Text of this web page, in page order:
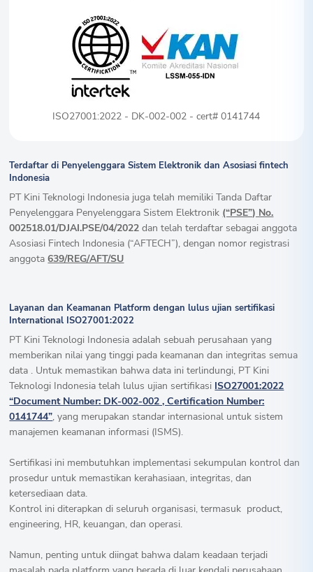
ISO27001:2022 - DK-002-002 - cert# 0141744
Terdaftar di Penyelenggara Sistem Elektronik dan Asosiasi fintech
Indonesia
PT Kini Teknologi Indonesia juga telah memiliki Tanda Daftar
Penyelenggara Penyelenggara Sistem Elektronik (“PSE”) No.
002518.01/DJAI.PSE/04/2022 dan telah terdaftar sebagai anggota
Asosiasi Fintech Indonesia (“AFTECH”), dengan nomor registrasi
anggota639/REG/AFT/SU
Layanan dan Keamanan Platform dengan lulus ujian sertifikasi
International ISO27001:2022
PT Kini Teknologi Indonesia adalah sebuah perusahaan yang
memberikan nilai yang tinggi pada keamanan dan integritas semua
data . Untuk memastikan bahwa data ini terlindungi, PT Kini
Teknologi Indonesia telah lulus ujian sertifikasi ISO27001:2022
“Document Number: DK-002-002 , Certification Number:
0141744”, yang merupakan standar internasional untuk sistem
manajemen keamanan informasi (ISMS).
Sertifikasi ini membutuhkan implementasi sekumpulan kontrol dan
prosedur untuk memastikan kerahasiaan, integritas, dan
ketersediaan data.
Kontrol ini diterapkan di seluruh organisasi, termasuk product,
engineering, HR, keuangan, dan operasi.
Namun, penting untuk diingat bahwa dalam keadaan terjadi